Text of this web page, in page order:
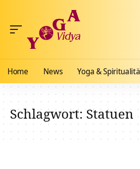
Home News Yoga &
Schlagwort:Statuen